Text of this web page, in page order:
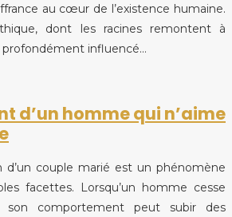
au cœur de l’existence humaine.
dont les racines remontent à
profondément influencé…
d’un homme qui n’aime
d’un couple marié est un phénomène
facettes. Lorsqu’un homme cesse
son comportement peut subir des